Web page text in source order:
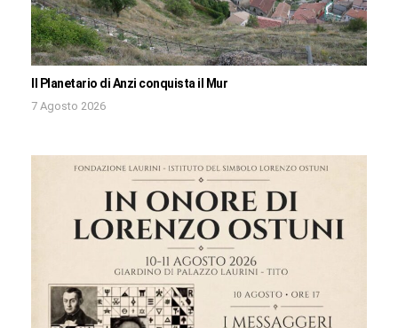
Il Planetario di Anzi conquista il Mur
7 Agosto 2026